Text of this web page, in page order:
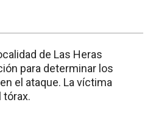
de Las Heras
para determinar los
el ataque. La víctima
tórax.